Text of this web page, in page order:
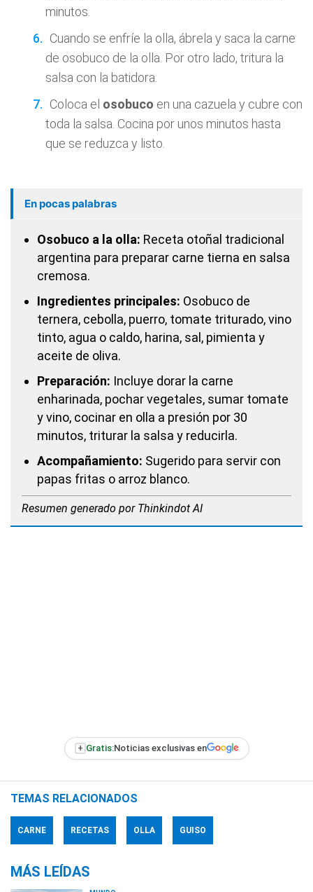
minutos.
Cuando se enfríe la olla, ábrela y saca la carne
de osobuco de la olla. Por otro lado, tritura la
salsa con la batidora.
Coloca el osobuco en una cazuela y cubre con
toda la salsa. Cocina por unos minutos hasta
que se reduzca y listo.
En pocas palabras
Osobuco a la olla: Receta otoñal tradicional
argentina para preparar carne tierna en salsa
cremosa.
Ingredientes principales: Osobuco de
ternera, cebolla, puerro, tomate triturado, vino
tinto, agua o caldo, harina, sal, pimienta y
aceite de oliva.
Preparación: Incluye dorar la carne
enharinada, pochar vegetales, sumar tomate
y vino, cocinar en olla a presión por 30
minutos, triturar la salsa y reducirla.
Acompañamiento: Sugerido para servir con
papas fritas o arroz blanco.
Resumen generado por Thinkindot AI
+ Gratis:Noticias exclusivas en
TEMAS RELACIONADOS
CARNE RECETAS OLLA GUISO
MÁS LEÍDAS